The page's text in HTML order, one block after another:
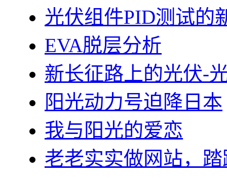
光伏组件PID测试的
EVA脱层分析
新长征路上的光伏-
阳光动力号迫降日本
我与阳光的爱恋
老老实实做网站，